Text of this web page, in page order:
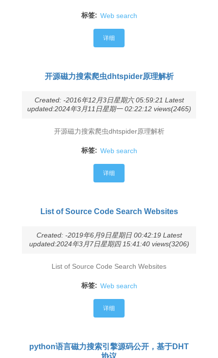
标签: Web search
详细
开源磁力搜索爬虫dhtspider原理解析
Created: -2016年12月3日星期六 05:59:21 Latest
updated:2024年3月11日星期一 02:22:12 views(2465)
开源磁力搜索爬虫dhtspider原理解析
标签: Web search
详细
List of Source Code Search Websites
Created: -2019年6月9日星期日 00:42:19 Latest
updated:2024年3月7日星期四 15:41:40 views(3206)
List of Source Code Search Websites
标签: Web search
详细
python语言磁力搜索引擎源码公开，基于DHT
协议